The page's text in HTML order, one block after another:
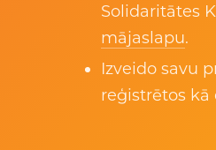
Solidaritātes
mājaslapu.
Izveido savu
reģistrētos kā